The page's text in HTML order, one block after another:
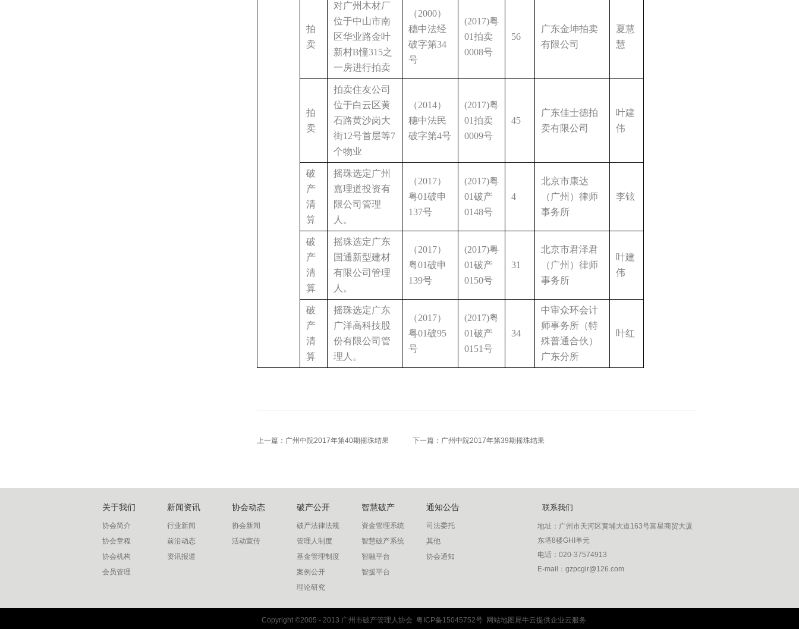
拍
卖
对广州木材厂
位于中山市南
区华业路金叶
新村B憧315之
一房进行拍卖
（2000）
穗中法经
破字第34
号
(2017)粤
01拍卖
0008号
56
广东金坤拍卖
有限公司
夏慧
慧
拍
卖
拍卖住友公司
位于白云区黄
石路黄沙岗大
街12号首层等7
个物业
（2014）
穗中法民
破字第4号
(2017)粤
01拍卖
0009号
45
广东佳士德拍
卖有限公司
叶建
伟
破
产
清
算
摇珠选定广州
嘉理道投资有
限公司管理
人。
（2017）
粤01破申
137号
(2017)粤
01破产
0148号
4
北京市康达
（广州）律师
事务所
李铉
破
产
清
算
摇珠选定广东
国通新型建材
有限公司管理
人。
（2017）
粤01破申
139号
(2017)粤
01破产
0150号
31
北京市君泽君
（广州）律师
事务所
叶建
伟
破
产
清
算
摇珠选定广东
广洋高科技股
份有限公司管
理人。
（2017）
粤01破95
号
(2017)粤
01破产
0151号
34
中审众环会计
师事务所（特
殊普通合伙）
广东分所
叶红
上一篇： 广州中院2017年第40期摇珠结果 下一篇： 广州中院2017年第39期摇珠结果
关于我们
协会简介
协会章程
协会机构
会员管理
新闻资讯
行业新闻
前沿动态
资讯报道
协会动态
协会新闻
活动宣传
破产公开
破产法律法规
管理人制度
基金管理制度
案例公开
理论研究
智慧破产
资金管理系统
智慧破产系统
智融平台
智援平台
通知公告
司法委托
其他
协会通知
联系我们
Copyright ©2005 - 2013 广州市破产管理人协会 粤ICP备15045752号 网站地图 犀牛云提供企业云服务
联系我们
地址： 广州市天河区黄埔大道163号富星商贸大厦
东塔8楼GHI单元
电话： 020-37574913
E-mail：gzpcglr@126.com